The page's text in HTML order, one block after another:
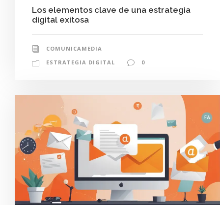
Los elementos clave de una estrategia
digital exitosa
COMUNICAMEDIA
ESTRATEGIA DIGITAL
0